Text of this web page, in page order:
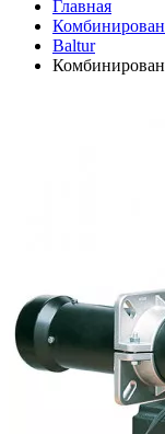
Главная
Baltur